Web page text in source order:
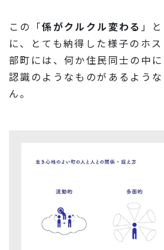
この「係がクルクル変わる 」
に、とても納得した様子のホ
部町には、何か住民同士の中
認識のようなものがあるよう
ん。